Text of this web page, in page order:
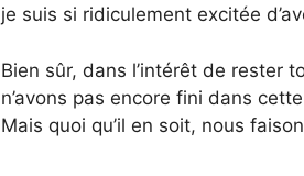
je suis si ridiculement excitée
Bien sûr, dans l’intérêt de rester
n’avons pas encore fini dans
Mais quoi qu’il en soit, nous